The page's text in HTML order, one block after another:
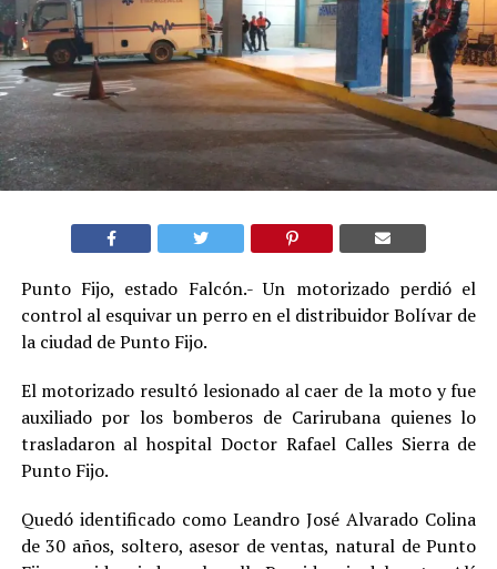
Punto Fijo, estado Falcón.- Un motorizado perdió el
control al esquivar un perro en el distribuidor Bolívar de
la ciudad de Punto Fijo.
El motorizado resultó lesionado al caer de la moto y fue
auxiliado por los bomberos de Carirubana quienes lo
trasladaron al hospital Doctor Rafael Calles Sierra de
Punto Fijo.
Quedó identificado como Leandro José Alvarado Colina
de 30 años, soltero, asesor de ventas, natural de Punto